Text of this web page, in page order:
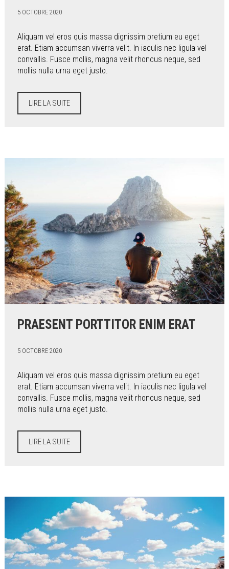
5 OCTOBRE 2020
Aliquam vel eros quis massa dignissim pretium eu eget
erat. Etiam accumsan viverra velit. In iaculis nec ligula vel
convallis. Fusce mollis, magna velit rhoncus neque, sed
mollis nulla urna eget justo.
LIRE LA SUITE
PRAESENT PORTTITOR ENIM ERAT
5 OCTOBRE 2020
Aliquam vel eros quis massa dignissim pretium eu eget
erat. Etiam accumsan viverra velit. In iaculis nec ligula vel
convallis. Fusce mollis, magna velit rhoncus neque, sed
mollis nulla urna eget justo.
LIRE LA SUITE